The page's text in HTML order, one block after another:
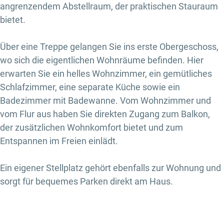
angrenzendem Abstellraum, der praktischen Stauraum
bietet.
Über eine Treppe gelangen Sie ins erste Obergeschoss,
wo sich die eigentlichen Wohnräume befinden. Hier
erwarten Sie ein helles Wohnzimmer, ein gemütliches
Schlafzimmer, eine separate Küche sowie ein
Badezimmer mit Badewanne. Vom Wohnzimmer und
vom Flur aus haben Sie direkten Zugang zum Balkon,
der zusätzlichen Wohnkomfort bietet und zum
Entspannen im Freien einlädt.
Ein eigener Stellplatz gehört ebenfalls zur Wohnung und
sorgt für bequemes Parken direkt am Haus.